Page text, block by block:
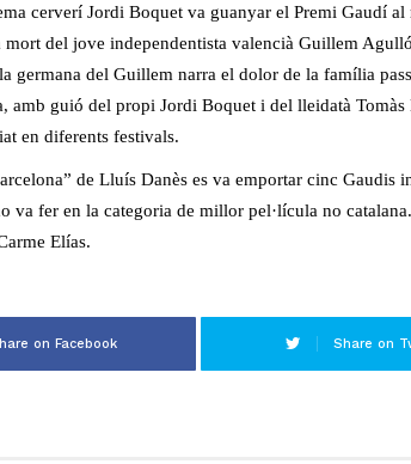
cerverí Jordi Boquet va guanyar el Premi Gaudí
mort del jove independentista valencià Guillem
germana del Guillem narra el dolor de la família
amb guió del propi Jordi Boquet i del lleidatà
en diferents festivals.
de Lluís Danès es va emportar cinc Gaudis
va fer en la categoria de millor pel·lícula no
Elías.
on Facebook Share on